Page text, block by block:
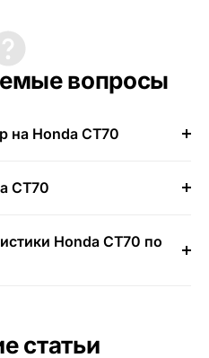
вопросы
на Honda CT70
CT70
Honda CT70 по
статьи